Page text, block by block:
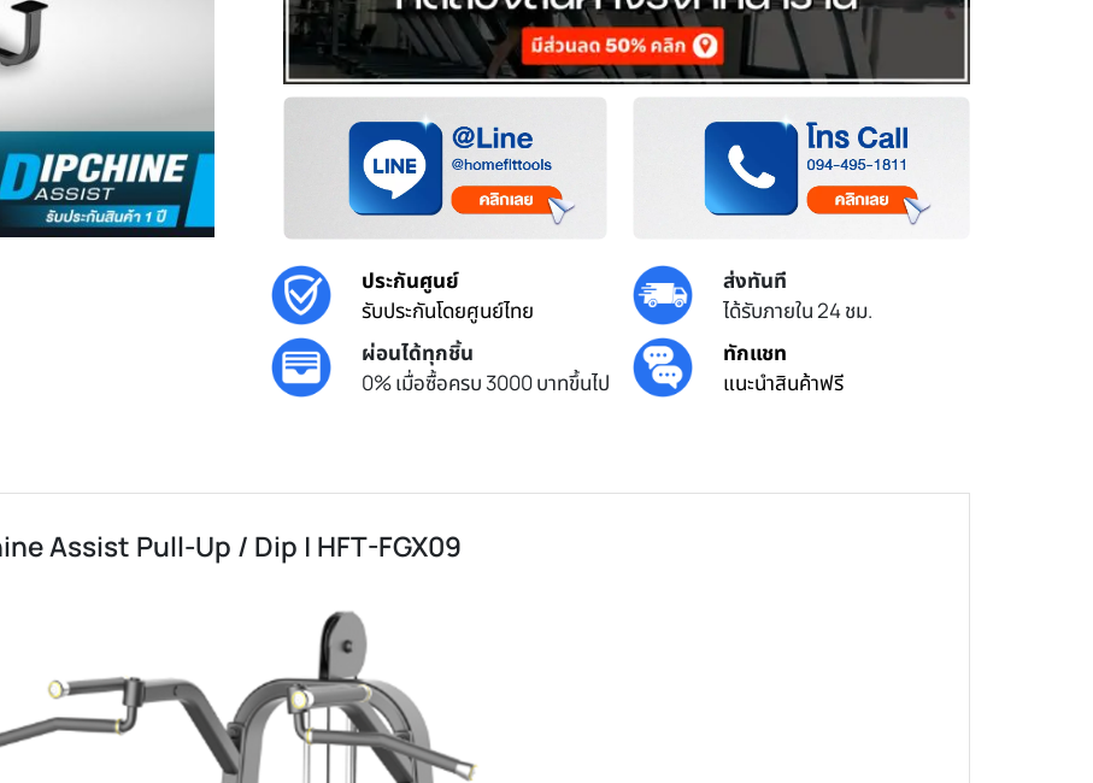
ประกันศูนย์
รับประกันโดยศูนย์ไทย
ส่งทันที
ได้รับภายใน 24 ชม.
ผ่อนได้ทุกชิ้น
0% เมื่อซื้อครบ 3000 บาทขึ้นไป
ทักแชท
แนะนำสินค้าฟรี
Assist Pull-Up / Dip | HFT-FGX09